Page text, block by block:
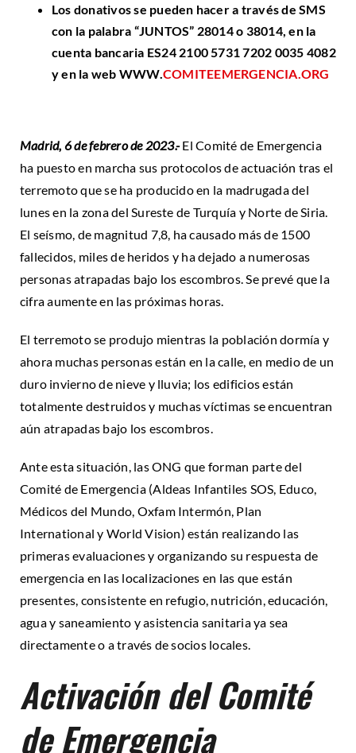
Los donativos se pueden hacer a través de SMS
con la palabra “JUNTOS” 28014 o 38014, en la
cuenta bancaria ES24 2100 5731 7202 0035 4082
y en la web WWW.COMITEEMERGENCIA.ORG
Madrid, 6 de febrero de 2023.-El Comité de Emergencia
ha puesto en marcha sus protocolos de actuación tras el
terremoto que se ha producido en la madrugada del
lunes en la zona del Sureste de Turquía y Norte de Siria.
El seísmo, de magnitud 7,8, ha causado más de 1500
fallecidos, miles de heridos y ha dejado a numerosas
personas atrapadas bajo los escombros. Se prevé que la
cifra aumente en las próximas horas.
El terremoto se produjo mientras la población dormía y
ahora muchas personas están en la calle, en medio de un
duro invierno de nieve y lluvia; los edificios están
totalmente destruidos y muchas víctimas se encuentran
aún atrapadas bajo los escombros.
Ante esta situación, las ONG que forman parte del
Comité de Emergencia (Aldeas Infantiles SOS, Educo,
Médicos del Mundo, Oxfam Intermón, Plan
International y World Vision) están realizando las
primeras evaluaciones y organizando su respuesta de
emergencia en las localizaciones en las que están
presentes, consistente en refugio, nutrición, educación,
agua y saneamiento y asistencia sanitaria ya sea
directamente o a través de socios locales.
Activación del Comité
de Emergencia